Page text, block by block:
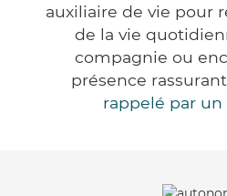
auxiliaire de vie pour
de la vie
compagnie ou
présence
rappelé par